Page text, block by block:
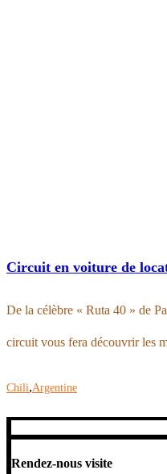
Circuit en voiture de
De la célèbre « Ruta 40 » de
circuit vous fera découvrir les
Chili,Argentine
Rendez-nous visite